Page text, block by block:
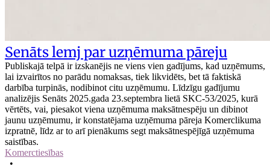
Senāts lemj par uzņēmuma pāreju
Publiskajā telpā ir izskanējis ne viens vien gadījums, kad uzņēmums,
lai izvairītos no parādu nomaksas, tiek likvidēts, bet tā faktiskā
darbība turpinās, nodibinot citu uzņēmumu. Līdzīgu gadījumu
analizējis Senāts 2025.gada 23.septembra lietā SKC‑53/2025, kurā
vērtēts, vai, piesakot viena uzņēmuma maksātnespēju un dibinot
jaunu uzņēmumu, ir konstatējama uzņēmuma pāreja Komerclikuma
izpratnē, līdz ar to arī pienākums segt maksātnespējīgā uzņēmuma
saistības.
Komerctiesības
•